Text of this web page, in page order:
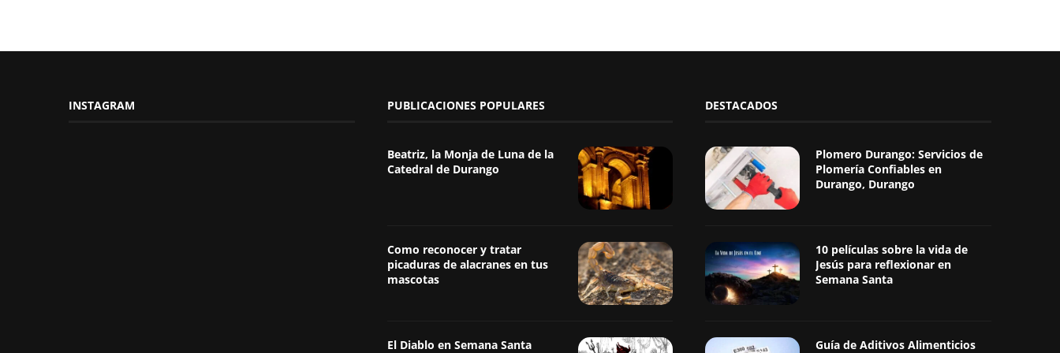
INSTAGRAM PUBLICACIONES POPULARES
Beatriz, la Monja de Luna de la
Catedral de Durango
Como reconocer y tratar
picaduras de alacranes en tus
mascotas
El Diablo en Semana Santa
DESTACADOS
Plomero Durango: Servicios de
Plomería Confiables en
Durango, Durango
10 películas sobre la vida de
Jesús para reflexionar en
Semana Santa
Guía de Aditivos Alimenticios